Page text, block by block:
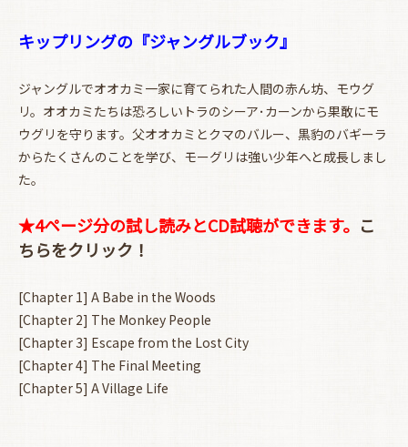
お買い物を続ける カートへ進む
キップリングの『ジャングルブック』
ジャングルでオオカミ一家に育てられた人間の赤ん坊、モウグ
リ。オオカミたちは恐ろしいトラのシーア･カーンから果敢にモ
ウグリを守ります。父オオカミとクマのバルー、黒豹のバギーラ
からたくさんのことを学び、モーグリは強い少年へと成長しまし
た。
★4ページ分の試し読みとCD試聴ができます。 こ
ちらをクリック！
[Chapter 1] A Babe in the Woods
[Chapter 2] The Monkey People
[Chapter 3] Escape from the Lost City
[Chapter 4] The Final Meeting
[Chapter 5] A Village Life